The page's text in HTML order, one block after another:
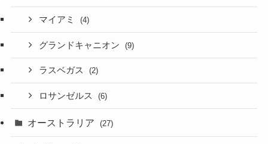
マイアミ (4)
グランドキャニオン (9)
ラスベガス (2)
ロサンゼルス (6)
オーストラリア (27)